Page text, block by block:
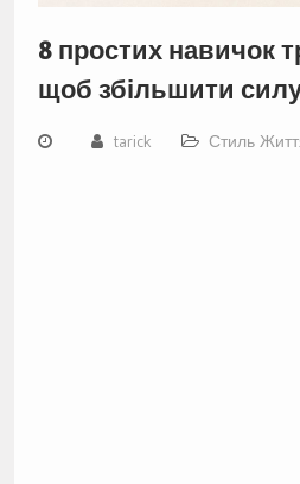
8 простих навичок
щоб збільшити
tarick Стиль